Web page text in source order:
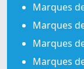
Marques
Marques
Marques
Marques